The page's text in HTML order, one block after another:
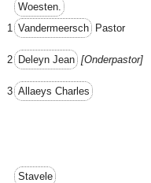
Woesten.
1 Vandermeersch Pastor
2 Deleyn Jean Onderpastor
3 Allaeys Charles
Stavele